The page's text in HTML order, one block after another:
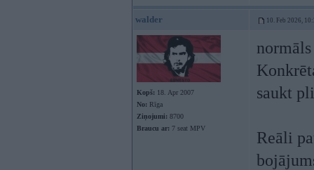
walder 10. Feb 2026,
Kopš: 18. Apr 2007
No: Rīga
Ziņojumi: 8700
Braucu ar: 7 seat MPV
saukt
Reāli